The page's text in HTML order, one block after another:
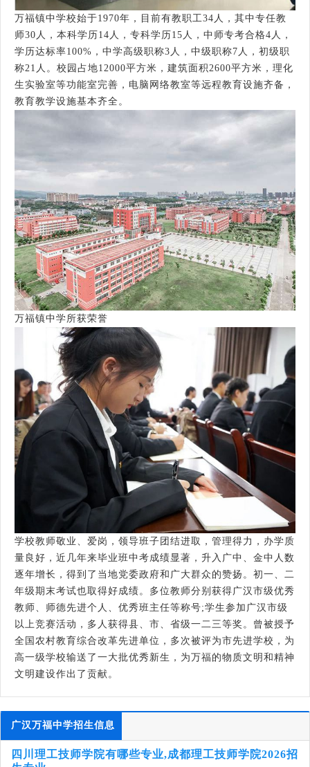
万福镇中学校始于1970年，目前有教职工34人，其中专任教
师30人，本科学历14人，专科学历15人，中师专考合格4人，
学历达标率100%，中学高级职称3人，中级职称7人，初级职
称21人。校园占地12000平方米，建筑面积2600平方米，理化
生实验室等功能室完善，电脑网络教室等远程教育设施齐备，
教育教学设施基本齐全。
万福镇中学所获荣誉
学校教师敬业、爱岗，领导班子团结进取，管理得力，办学质
量良好，近几年来毕业班中考成绩显著，升入广中、金中人数
逐年增长，得到了当地党委政府和广大群众的赞扬。初一、二
年级期末考试也取得好成绩。多位教师分别获得广汉市级优秀
教师、师德先进个人、优秀班主任等称号;学生参加广汉市级
以上竞赛活动，多人获得县、市、省级一二三等奖。曾被授予
全国农村教育综合改革先进单位，多次被评为市先进学校，为
高一级学校输送了一大批优秀新生，为万福的物质文明和精神
文明建设作出了贡献。
广汉万福中学招生信息
四川理工技师学院有哪些专业,成都理工技师学院2026招